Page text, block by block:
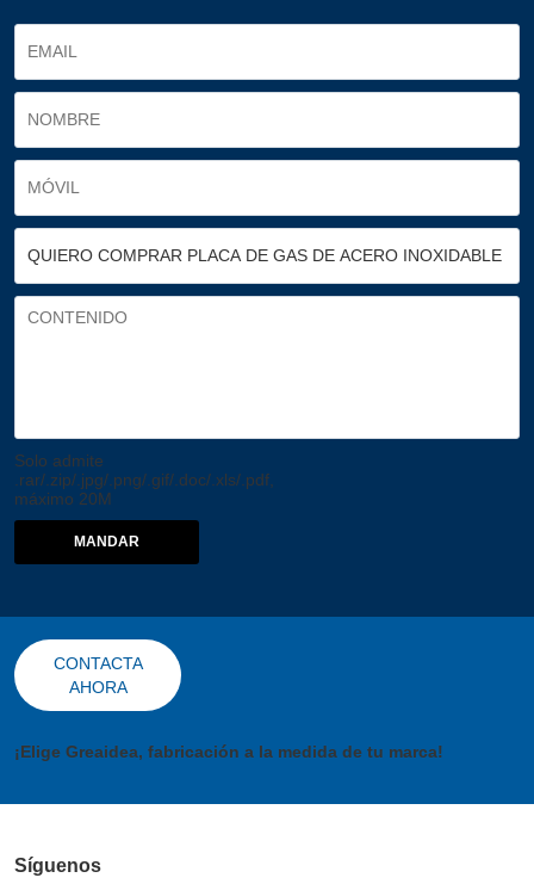
Solo admite
.rar/.zip/.jpg/.png/.gif/.doc/.xls/.pdf,
máximo 20M
MANDAR
CONTACTA
AHORA
¡Elige Greaidea, fabricación a la medida de tu marca!
Síguenos